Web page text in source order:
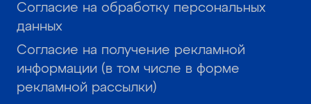
Согласие на обработку персональных
данных
Согласие на получение рекламной
информации (в том числе в форме
рекламной рассылки)